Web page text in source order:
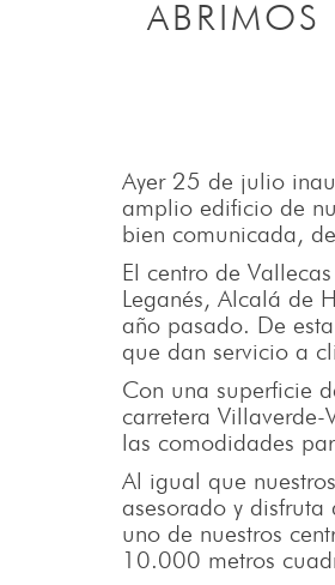
ABRIMOS
Ayer 25 de julio
amplio edificio de
bien comunicada,
El centro de
Leganés, Alcalá de
año pasado. De
que dan servicio a
Con una superficie
carretera
las comodidades
Al igual que
asesorado y
uno de nuestros
10.000 metros